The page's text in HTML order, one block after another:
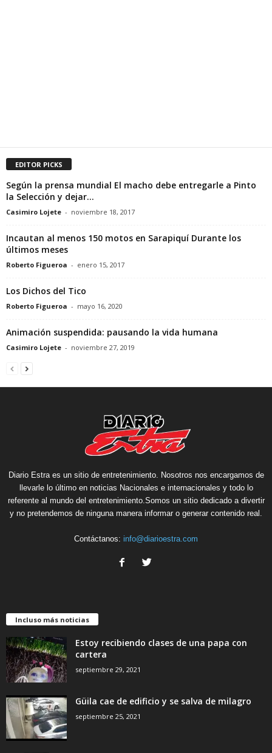
EDITOR PICKS
Según la prensa mundial El macho debe entregarle a Pinto
la Selección y dejar...
Casimiro Lojete - noviembre 18, 2017
Incautan al menos 150 motos en Sarapiquí Durante los
últimos meses
Roberto Figueroa - enero 15, 2017
Los Dichos del Tico
Roberto Figueroa - mayo 16, 2020
Animación suspendida: pausando la vida humana
Casimiro Lojete - noviembre 27, 2019
Diario Estra es un sitio de entretenimiento. Nosotros nos encargamos de
llevarle lo último en noticias Nacionales e internacionales y todo lo
referente al mundo del entretenimiento.Somos un sitio dedicado a divertir
y no pretendemos de ninguna manera informar o generar contenido real.
Contáctanos: info@diarioestra.com
Incluso más noticias
Estoy recibiendo clases de una papa con
cartera
septiembre 29, 2021
Güila cae de edificio y se salva de milagro
septiembre 25, 2021